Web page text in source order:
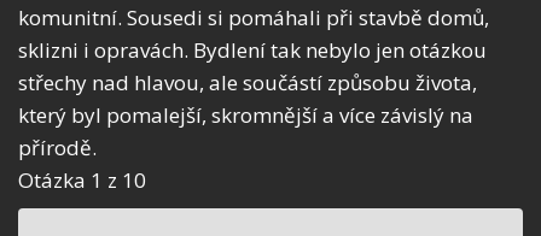
komunitní. Sousedi si pomáhali při stavbě domů,
sklizni i opravách. Bydlení tak nebylo jen otázkou
střechy nad hlavou, ale součástí způsobu života,
který byl pomalejší, skromnější a více závislý na
přírodě.
Otázka 1 z 10